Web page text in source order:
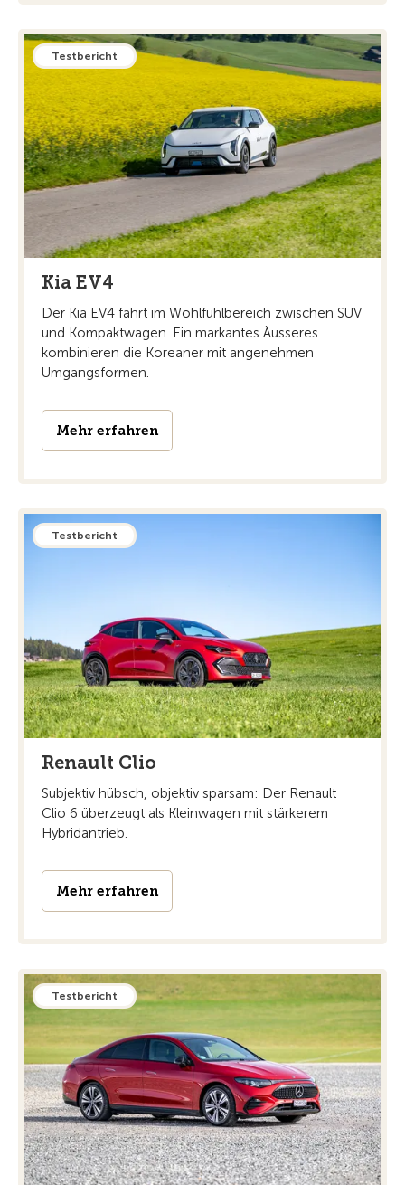
Testbericht
Kia EV4
Der Kia EV4 fährt im Wohlfühlbereich zwischen SUV
und Kompaktwagen. Ein markantes Äusseres
kombinieren die Koreaner mit angenehmen
Umgangsformen.
Mehr erfahren
Testbericht
Renault Clio
Subjektiv hübsch, objektiv sparsam: Der Renault
Clio 6 überzeugt als Kleinwagen mit stärkerem
Hybridantrieb.
Mehr erfahren
Testbericht